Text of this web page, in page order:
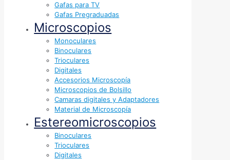
Gafas para TV
Gafas Pregraduadas
Microscopios
Monoculares
Binoculares
Trioculares
Digitales
Accesorios Microscopía
Microscopios de Bolsillo
Camaras digitales y Adaptadores
Material de Microscopía
Estereomicroscopios
Binoculares
Trioculares
Digitales